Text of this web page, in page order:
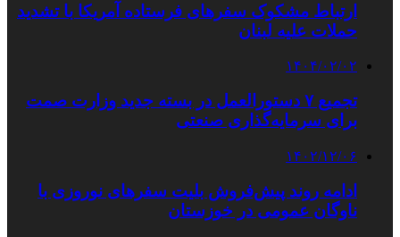
ارتباط مشکوک سفرهای فرستاده آمریکا با تشدید
حملات علیه لبنان
۱۴۰۴/۰۲/۰۲
تجمیع ۷ دستورالعمل در بسته جدید وزارت صمت
برای سرمایه‌گذاری صنعتی
۱۴۰۲/۱۲/۰۶
ادامه روند پیش‌فروش بلیت سفرهای نوروزی با
ناوگان عمومی در خوزستان